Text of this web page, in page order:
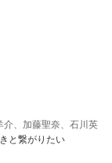
、加藤聖奈、石川英
と繋がりたい